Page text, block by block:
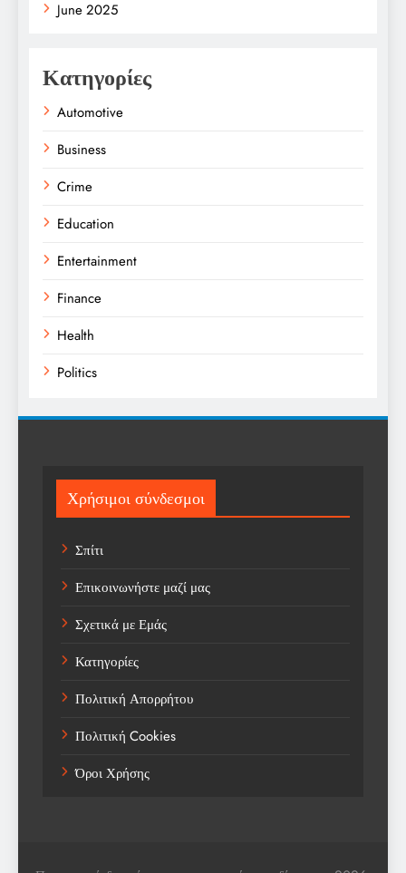
June 2025
Κατηγορίες
Automotive
Business
Crime
Education
Entertainment
Finance
Health
Politics
Sport
Sports
Technology
Trending
Weather
Αγορά
Αγορά Εργασίας
Αγροτικά Νέα
Αεροπορία
Χρήσιμοι σύνδεσμοι
Σπίτι
Επικοινωνήστε μαζί μας
Σχετικά με Εμάς
Κατηγορίες
Πολιτική Απορρήτου
Πολιτική Cookies
Όροι Χρήσης